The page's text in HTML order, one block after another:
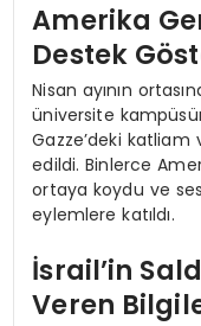
Amerika
Destek
Nisan ayının
üniversite
Gazze’deki katliam
edildi. Binlerce
ortaya koydu ve
eylemlere katıldı.
İsrail’in
Veren